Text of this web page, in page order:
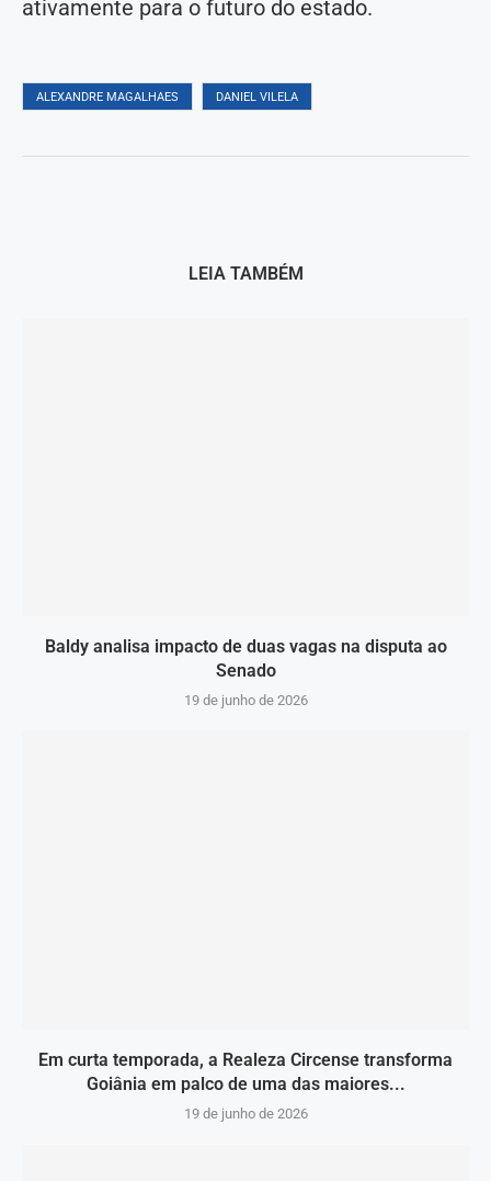
ativamente para o futuro do estado.
ALEXANDRE MAGALHAES DANIEL VILELA
LEIA TAMBÉM
Baldy analisa impacto de duas vagas na disputa ao
Senado
19 de junho de 2026
Em curta temporada, a Realeza Circense transforma
Goiânia em palco de uma das maiores...
19 de junho de 2026